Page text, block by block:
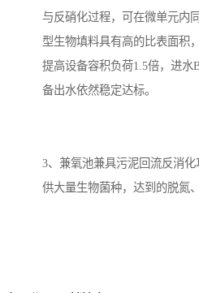
与反硝化过程，可在微单元内
型生物填料具有高的比表面积
提高设备容积负荷1.5倍，进水
备出水依然稳定达标。
3、兼氧池兼具污泥回流反消
供大量生物菌种，达到的脱氮